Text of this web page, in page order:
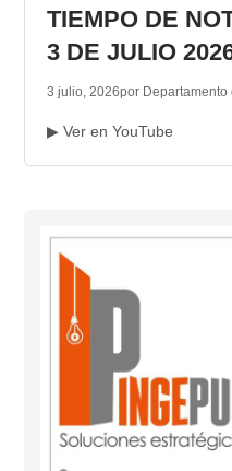
TIEMPO DE
3 DE JULIO
3 julio, 2026por Departamento
▶ Ver en YouTube